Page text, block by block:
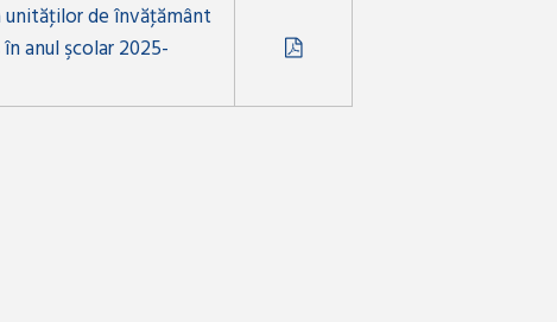
unităţilor de învăţământ
anul şcolar 2025-